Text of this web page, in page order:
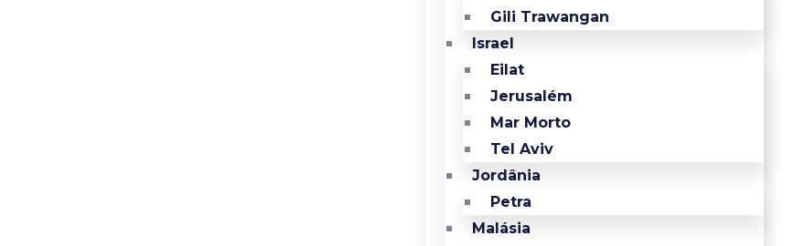
Gili Trawangan
Israel
Eilat
Jerusalém
Mar Morto
Tel Aviv
Jordânia
Petra
Malásia